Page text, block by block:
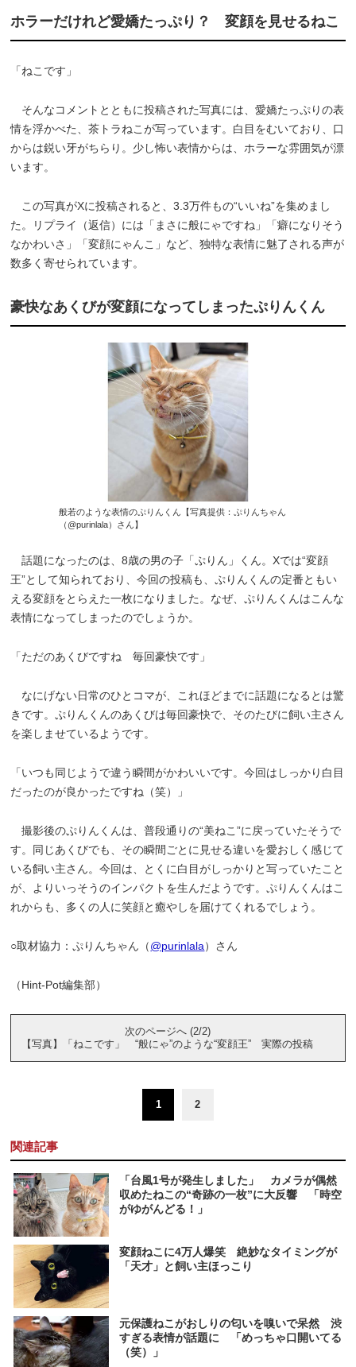
ホラーだけれど愛嬌たっぷり？ 変顔を見せるねこ
「ねこです」
そんなコメントとともに投稿された写真には、愛嬌たっぷりの表
情を浮かべた、茶トラねこが写っています。白目をむいており、口
からは鋭い牙がちらり。少し怖い表情からは、ホラーな雰囲気が漂
います。
この写真がXに投稿されると、3.3万件もの“いいね”を集めまし
た。リプライ（返信）には「まさに般にゃですね」「癖になりそう
なかわいさ」「変顔にゃんこ」など、独特な表情に魅了される声が
数多く寄せられています。
豪快なあくびが変顔になってしまったぷりんくん
般若のような表情のぷりんくん【写真提供：ぷりんちゃん
（@purinlala）さん】
話題になったのは、8歳の男の子「ぷりん」くん。Xでは“変顔
王”として知られており、今回の投稿も、ぷりんくんの定番ともい
える変顔をとらえた一枚になりました。なぜ、ぷりんくんはこんな
表情になってしまったのでしょうか。
「ただのあくびですね 毎回豪快です」
なにげない日常のひとコマが、これほどまでに話題になるとは驚
きです。ぷりんくんのあくびは毎回豪快で、そのたびに飼い主さん
を楽しませているようです。
「いつも同じようで違う瞬間がかわいいです。今回はしっかり白目
だったのが良かったですね（笑）」
撮影後のぷりんくんは、普段通りの“美ねこ”に戻っていたそうで
す。同じあくびでも、その瞬間ごとに見せる違いを愛おしく感じて
いる飼い主さん。今回は、とくに白目がしっかりと写っていたこと
が、よりいっそうのインパクトを生んだようです。ぷりんくんはこ
れからも、多くの人に笑顔と癒やしを届けてくれるでしょう。
○取材協力：ぷりんちゃん（@purinlala）さん
（Hint-Pot編集部）
次のページへ (2/2)
【写真】「ねこです」 “般にゃ”のような“変顔王” 実際の投稿
1 2
関連記事
「台風1号が発生しました」 カメラが偶然
収めたねこの“奇跡の一枚”に大反響 「時空
がゆがんどる！」
変顔ねこに4万人爆笑 絶妙なタイミングが
「天才」と飼い主ほっこり
元保護ねこがおしりの匂いを嗅いで呆然 渋
すぎる表情が話題に 「めっちゃ口開いてる
（笑）」